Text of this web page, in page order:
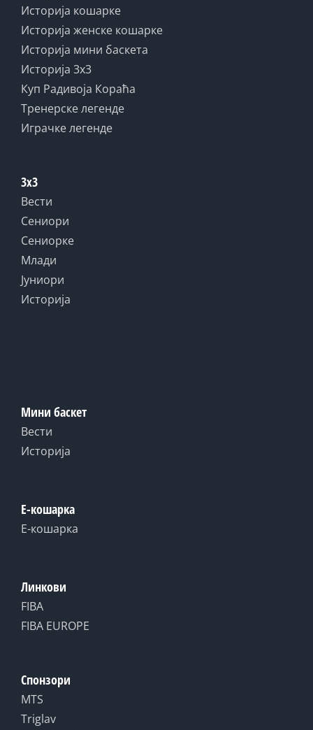
Историја кошарке
Историја женске кошарке
Историја мини баскета
Историја 3x3
Куп Радивоја Кораћа
Тренерске легенде
Играчке легенде
3x3
Вести
Сениори
Сениорке
Млади
Јуниори
Историја
Мини баскет
Вести
Историја
Е-кошарка
Е-кошарка
Линкови
FIBA
FIBA EUROPE
Спонзори
MTS
Triglav